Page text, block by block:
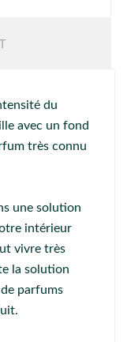
du
avec un fond
très connu
une solution
intérieur
vivre très
la solution
parfums